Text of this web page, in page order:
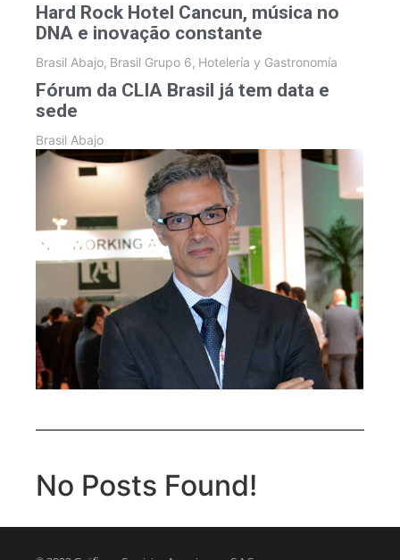
Hard Rock Hotel Cancun, música no
DNA e inovação constante
Brasil Abajo, Brasil Grupo 6, Hotelería y Gastronomía
Fórum da CLIA Brasil já tem data e
sede
Brasil Abajo
No Posts Found!